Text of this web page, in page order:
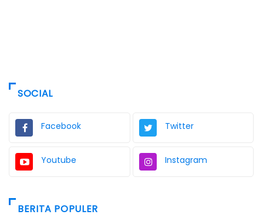
SOCIAL
Facebook Twitter
Youtube Instagram
BERITA POPULER